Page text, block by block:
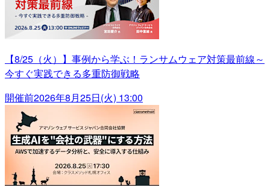
【8/25（火）】事例から学ぶ！ランサムウェア対策最前線～
今すぐ実践できる多重防御戦略
開催前2026年8月25日(火) 13:00